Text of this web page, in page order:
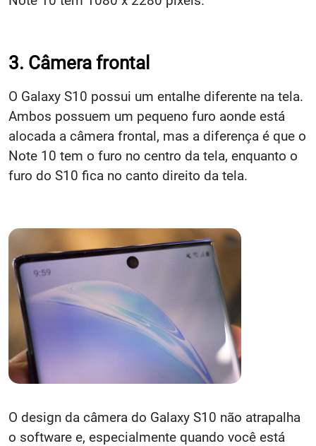
3. Câmera frontal
O Galaxy S10 possui um entalhe diferente na tela.
Ambos possuem um pequeno furo aonde está
alocada a câmera frontal, mas a diferença é que o
Note 10 tem o furo no centro da tela, enquanto o
furo do S10 fica no canto direito da tela.
O design da câmera do Galaxy S10 não atrapalha
o software e, especialmente quando você está